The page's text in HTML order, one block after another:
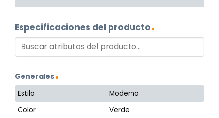
Especificaciones del producto
Generales
Estilo
Moderno
Color
Verde